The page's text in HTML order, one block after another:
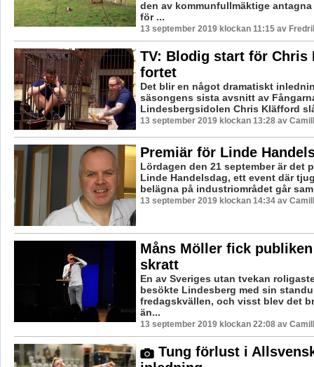
den av kommunfullmäktige
för ...
13 september 2019 klockan 11:15 av
TV: Blodig start för Chris
fortet
Det blir en något dramatiskt
säsongens sista avsnitt av
Lindesbergsidolen Chris Kläfford
13 september 2019 klockan 13:28 av
Premiär för Linde
Lördagen den 21 september är det
Linde Handelsdag, ett event där
belägna på industriområdet går
13 september 2019 klockan 14:34 av
Måns Möller fick
skratt
En av Sveriges utan tvekan
besökte Lindesberg med sin
fredagskvällen, och visst blev det
än...
13 september 2019 klockan 22:08 av
Tung förlust i